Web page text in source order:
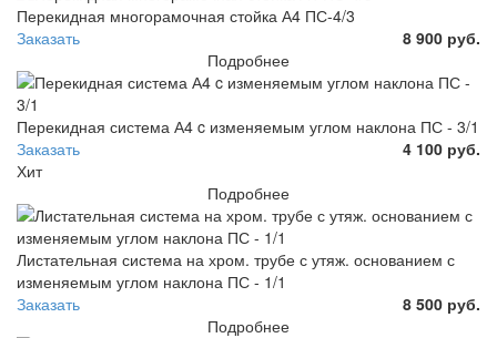
Перекидная многорамочная стойка А4 ПС-4/3
Заказать
8 900 руб.
Подробнее
Перекидная система А4 c изменяемым углом наклона ПС - 3/1
Заказать
4 100 руб.
Хит
Подробнее
Листательная система на хром. трубе с утяж. основанием с
изменяемым углом наклона ПС - 1/1
Заказать
8 500 руб.
Подробнее